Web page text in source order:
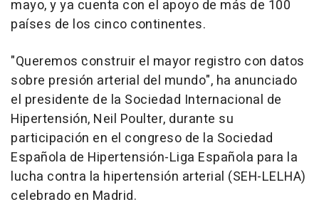
mayo, y ya cuenta con el apoyo de más de 100
países de los cinco continentes.
"Queremos construir el mayor registro con datos
sobre presión arterial del mundo", ha anunciado
el presidente de la Sociedad Internacional de
Hipertensión, Neil Poulter, durante su
participación en el congreso de la Sociedad
Española de Hipertensión-Liga Española para la
lucha contra la hipertensión arterial (SEH-LELHA)
celebrado en Madrid.